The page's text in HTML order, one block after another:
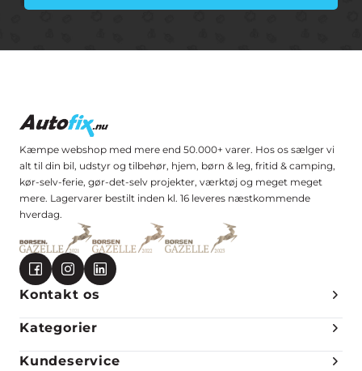
Kæmpe webshop med mere end 50.000+ varer. Hos os sælger vi
alt til din bil, udstyr og tilbehør, hjem, børn & leg, fritid & camping,
kør-selv-ferie, gør-det-selv projekter, værktøj og meget meget
mere. Lagervarer bestilt inden kl. 16 leveres næstkommende
hverdag.
Kontakt os
Kategorier
Kundeservice